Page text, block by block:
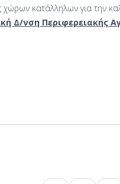
κατάλληλων για την
Δ/νση Περιφερειακής